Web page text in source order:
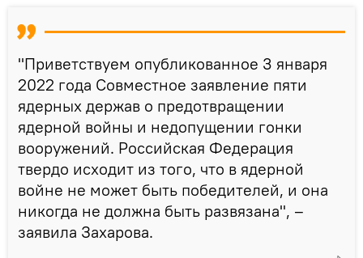
"Приветствуем опубликованное 3 января
2022 года Совместное заявление пяти
ядерных держав о предотвращении
ядерной войны и недопущении гонки
вооружений. Российская Федерация
твердо исходит из того, что в ядерной
войне не может быть победителей, и она
никогда не должна быть развязана", –
заявила Захарова.